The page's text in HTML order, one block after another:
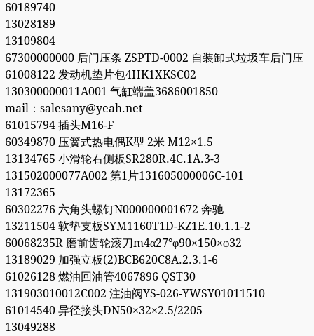
60189740
13028189
13109804
67300000000 后门压条 ZSPTD-0002 自装卸式垃圾车后门压
61008122 发动机垫片包4HK1XKSC02
130300000011A001 气缸端盖3686001850
mail：salesany@yeah.net
61015794 插头M16-F
60349870 压簧式热电偶K型 2米 M12×1.5
13134765 小滑轮右侧板SR280R.4C.1A.3-3
131502000077A002 第1片131605000006C-101
13172365
60302276 六角头螺钉N000000001672 奔驰
13211504 软垫支板SYM1160T1D-KZ1E.10.1.1-2
60068235R 磨前齿轮滚刀m4α27°φ90×150×φ32
13189029 加强立板(2)BCB620C8A.2.3.1-6
61026128 燃油回油管4067896 QST30
131903010012C002 注油阀YS-026-YWSY01011510
61014540 异径接头DN50×32×2.5/2205
13049288